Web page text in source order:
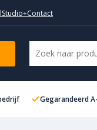
Contact
Gegarandeerd